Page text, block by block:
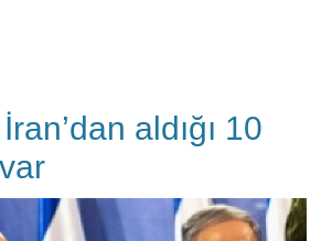
aldığı 10